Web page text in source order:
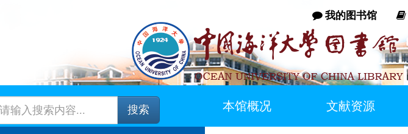
我的图书馆
搜索 本馆概况 文献资源